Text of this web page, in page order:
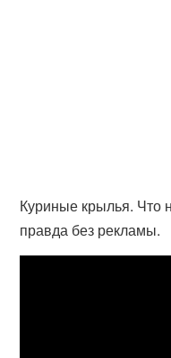
Куриные крылья. Что
правда без рекламы.